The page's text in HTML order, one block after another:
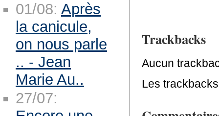
Trackbacks
Aucun
Les
01/08: Après
la canicule,
on nous parle
.. - Jean
Marie Au..
27/07: